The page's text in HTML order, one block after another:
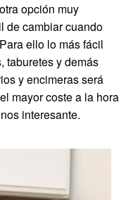
opción muy
de cambiar cuando
ello lo más fácil
taburetes y demás
y encimeras será
mayor coste a la hora
interesante.